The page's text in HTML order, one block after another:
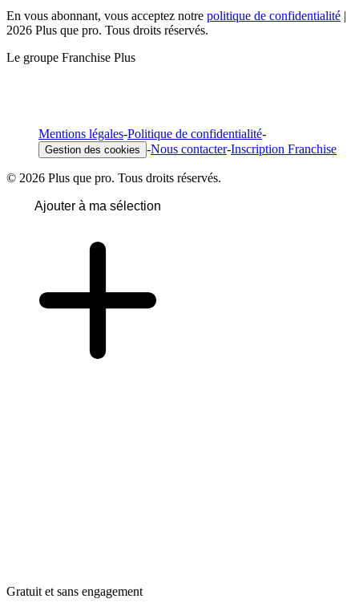
En vous abonnant, vous acceptez notre politique de confidentialité |
2026 Plus que pro. Tous droits réservés.
Le groupe Franchise Plus
Mentions légales-Politique de confidentialité-
Gestion des cookies -Nous contacter-Inscription Franchise
© 2026 Plus que pro. Tous droits réservés.
Ajouter à ma sélection
Gratuit et sans engagement